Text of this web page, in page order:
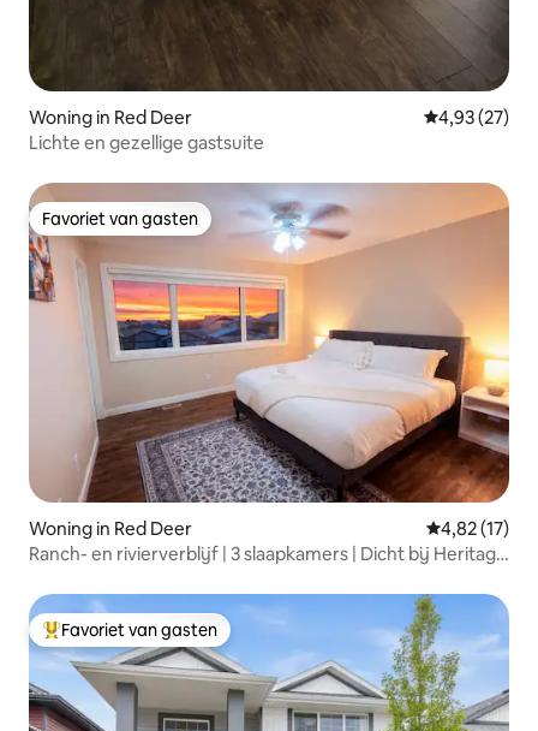
Woning in Red Deer Gemiddelde
4,93 (27)
Lichte en gezellige gastsuite
Favoriet van gasten
Favoriet van gasten
Woning in Red Deer Gemiddelde
4,82 (17)
Ranch- en rivierverblijf | 3 slaapkamers | Dicht bij Heritage
Topfavoriet van gasten
Favoriet van gasten